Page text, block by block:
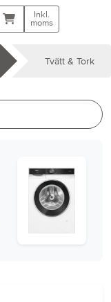
Kundvagn
Inkl.
moms
Tvätt & Tork